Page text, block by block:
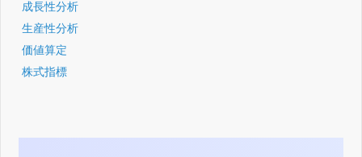
成長性分析
生産性分析
価値算定
株式指標